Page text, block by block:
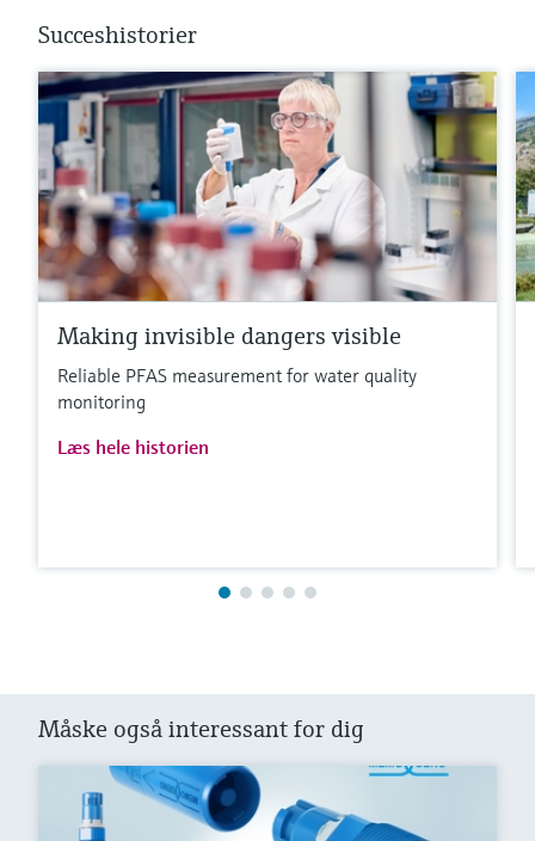
Succeshistorier
Making invisible dangers visible
Reliable PFAS measurement for water quality
monitoring
Læs hele historien
Måske også interessant for dig